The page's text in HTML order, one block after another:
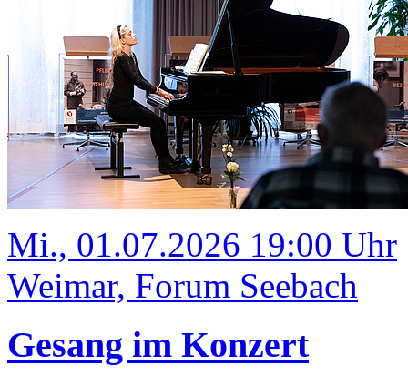
Mi., 01.07.2026 19:00 Uhr
Weimar, Forum Seebach
Gesang im Konzert